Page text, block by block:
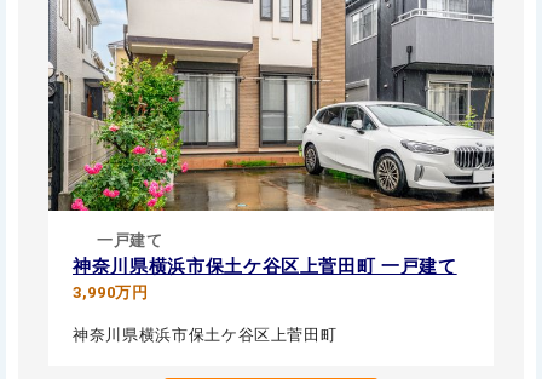
一戸建て
神奈川県横浜市保土ケ谷区上菅田町 一戸建て
3,990万円
神奈川県横浜市保土ケ谷区上菅田町